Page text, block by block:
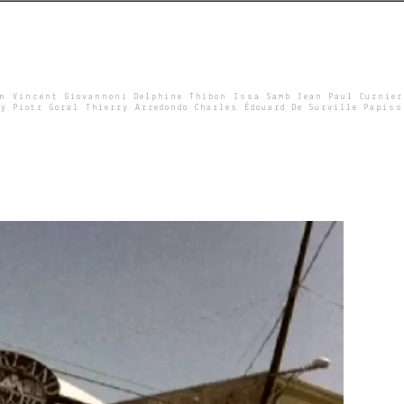
Vincent Giovannoni Delphine Thibon Issa Samb Jean Paul Curnier
Piotr Goral Thierry Arredondo Charles Édouard De Surville Papiss